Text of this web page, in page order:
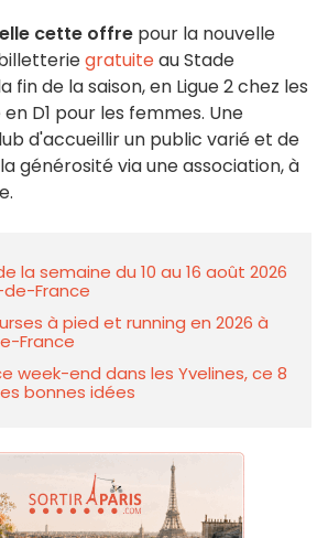
cette offre pour la nouvelle
gratuiteau Stade
fin de la saison, en Ligue 2 chez les
D1 pour les femmes. Une
d'accueillir un public varié et de
générosité via une association, à
la semaine du 10 au 16 août 2026
France
à pied et running en 2026 à
France
week-end dans les Yvelines, ce 8
bonnes idées